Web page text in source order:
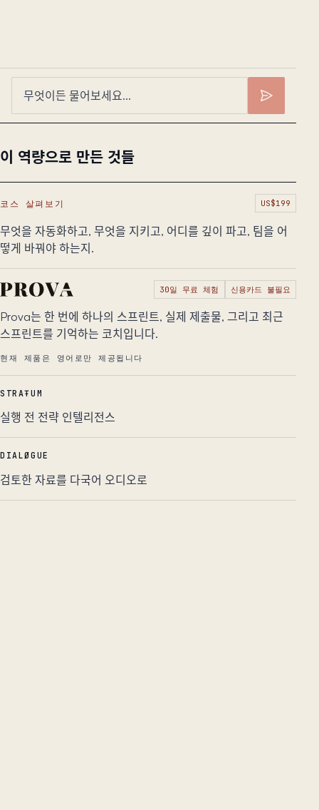
이 역량으로 만든 것들
코스 살펴보기 US$199
무엇을 자동화하고, 무엇을 지키고, 어디를 깊이 파고, 팀을 어
떻게 바꿔야 하는지.
30일 무료 체험 신용카드 불필요
Prova는 한 번에 하나의 스프린트, 실제 제출물, 그리고 최근
스프린트를 기억하는 코치입니다.
현재 제품은 영어로만 제공됩니다
STRAŦUM
실행 전 전략 인텔리전스
DIALØGUE
검토한 자료를 다국어 오디오로